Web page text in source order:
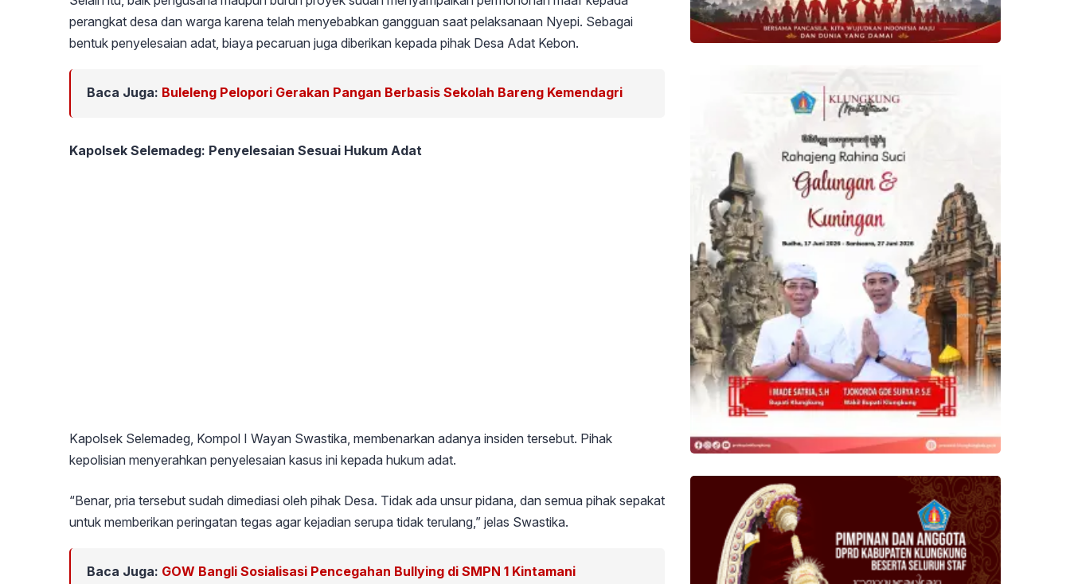
perangkat desa dan warga karena telah menyebabkan gangguan saat pelaksanaan Nyepi. Sebagai
bentuk penyelesaian adat, biaya pecaruan juga diberikan kepada pihak Desa Adat Kebon.
Baca Juga: Buleleng Pelopori Gerakan Pangan Berbasis Sekolah Bareng Kemendagri
Kapolsek Selemadeg: Penyelesaian Sesuai Hukum Adat
Kapolsek Selemadeg, Kompol I Wayan Swastika, membenarkan adanya insiden tersebut. Pihak
kepolisian menyerahkan penyelesaian kasus ini kepada hukum adat.
“Benar, pria tersebut sudah dimediasi oleh pihak Desa. Tidak ada unsur pidana, dan semua pihak sepakat
untuk memberikan peringatan tegas agar kejadian serupa tidak terulang,” jelas Swastika.
Baca Juga: GOW Bangli Sosialisasi Pencegahan Bullying di SMPN 1 Kintamani